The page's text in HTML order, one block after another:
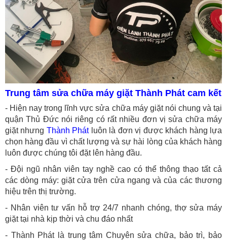
Trung tâm sửa chữa máy giặt Thành Phát cam kết
- Hiện nay trong lĩnh vực sửa chữa máy giặt nói chung và tại
quận Thủ Đức nói riêng có rất nhiều đơn vị sửa chữa máy
giặt nhưng Thành Phát luôn là đơn vị được khách hàng lựa
chọn hàng đầu vì chất lượng và sự hài lòng của khách hàng
luôn được chúng tôi đặt lên hàng đầu.
- Đội ngũ nhân viên tay nghề cao có thể thông thạo tất cả
các dòng máy: giặt cửa trên cửa ngang và của các thương
hiệu trên thị trường.
- Nhân viên tư vấn hỗ trợ 24/7 nhanh chóng, thợ sửa máy
giặt tại nhà kịp thời và chu đáo nhất
- Thành Phát là trung tâm Chuyên sửa chữa, bảo trì, bảo